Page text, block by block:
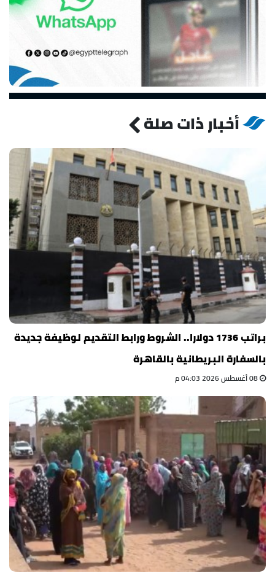
أخبار ذات صلة
براتب 1736 دولارا.. الشروط ورابط التقديم لوظيفة جديدة
بالسفارة البريطانية بالقاهرة